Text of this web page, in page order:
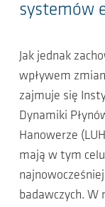
systemów
Jak jednak
wpływem
zajmuje się
Dynamiki
Hanowerze
mają w tym
badawczych. W